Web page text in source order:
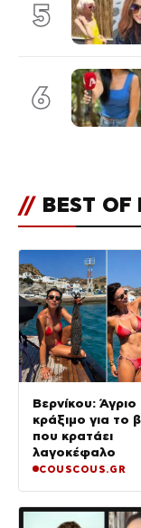
5
6
// BEST OF
Βερνίκου: Άγριο
κράξιμο για το
που κρατάει
λαγοκέφαλο
COUSCOUS.GR